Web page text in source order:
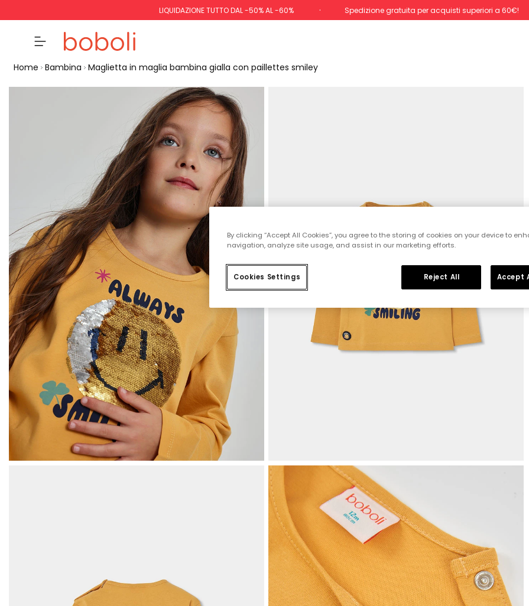
LIQUIDAZIONE TUTTO DAL -50% AL -60% Spedizione gratuita per acquisti superiori a 60€!
Home Bambina Maglietta in maglia bambina gialla con paillettes smiley
By clicking “Accept All Cookies”, you agree to the storing of cookies on your device to
navigation, analyze site usage, and assist in our marketing efforts.
Cookies Settings Reject All Accept